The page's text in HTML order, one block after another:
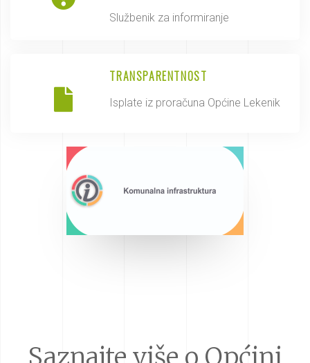
Službenik za informiranje
TRANSPARENTNOST
Isplate iz proračuna Općine Lekenik